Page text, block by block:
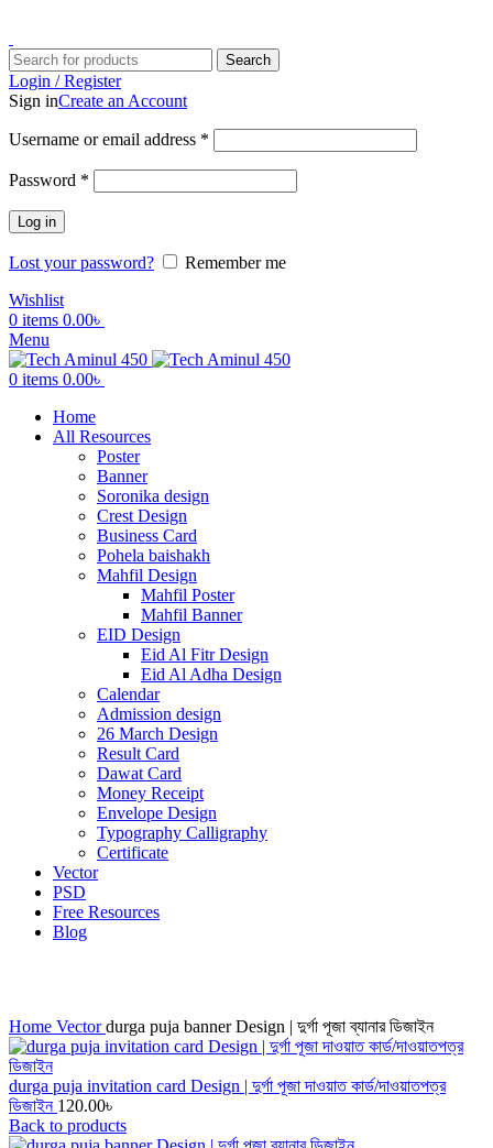
Search
Login / Register
Sign inCreate an Account
Username or email address *
Password *
Log in
Lost your password?
Remember me
Wishlist
0 items 0.00৳
Menu
0 items 0.00৳
Home
All Resources
Poster
Banner
Soronika design
Crest Design
Business Card
Pohela baishakh
Mahfil Design
Mahfil Poster
Mahfil Banner
EID Design
Eid Al Fitr Design
Eid Al Adha Design
Calendar
Admission design
26 March Design
Result Card
Dawat Card
Money Receipt
Envelope Design
Typography Calligraphy
Certificate
Vector
PSD
Free Resources
Blog
Home Vectordurga puja banner Design | দুর্গা পূজা ব্যানার ডিজাইন
durga puja invitation card Design | দুর্গা পূজা দাওয়াত কার্ড/দাওয়াতপত্র
ডিজাইন 120.00৳
Back to products